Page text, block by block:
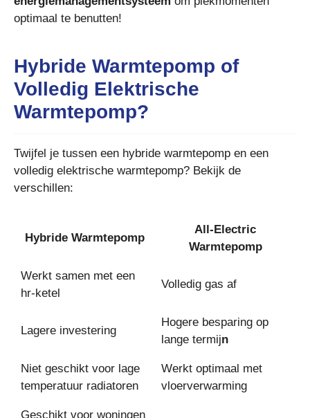
optimaal te benutten!
Hybride Warmtepomp of
Volledig Elektrische
Warmtepomp?
Twijfel je tussen een hybride warmtepomp en een
volledig elektrische warmtepomp? Bekijk de
verschillen:
Hybride Warmtepomp
All-Electric
Warmtepomp
Werkt samen met een
hr-ketel
Volledig gas af
Lagere investering
Hogere besparing op
lange termijn
Niet geschikt voor lage
temperatuur radiatoren
Werkt optimaal met
vloerverwarming
Geschikt voor woningen